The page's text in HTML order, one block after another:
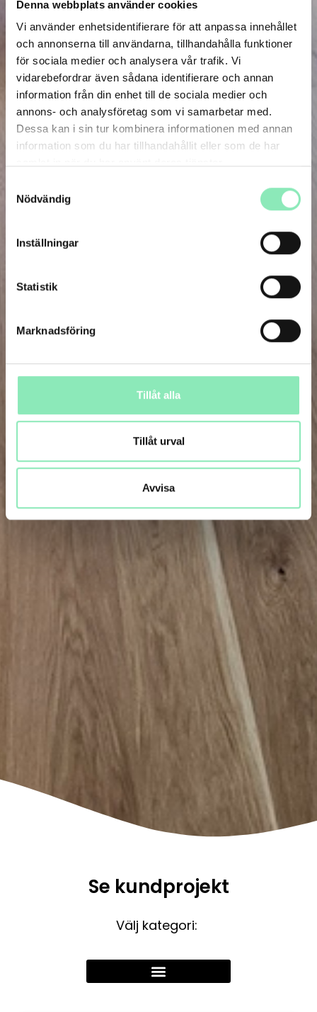
Denna webbplats använder cookies
Vi använder enhetsidentifierare för att anpassa innehållet
och annonserna till användarna, tillhandahålla funktioner
för sociala medier och analysera vår trafik. Vi
vidarebefordrar även sådana identifierare och annan
information från din enhet till de sociala medier och
annons- och analysföretag som vi samarbetar med.
Dessa kan i sin tur kombinera informationen med annan
information som du har tillhandahållit eller som de har
Nödvändig
Inställningar
Statistik
Marknadsföring
Tillåt alla
Tillåt urval
Avvisa
Se kundprojekt
Välj kategori: